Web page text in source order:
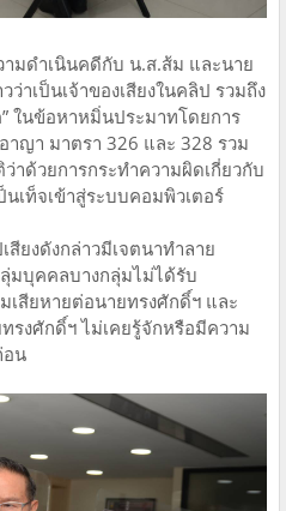
ามดำเนินคดีกับ น.ส.ส้ม และนาย
าเป็นเจ้าของเสียงในคลิป รวมถึง
ในข้อหาหมิ่นประมาทโดยการ
ญา มาตรา 326 และ 328 รวม
ด้วยการกระทำความผิดเกี่ยวกับ
เท็จเข้าสู่ระบบคอมพิวเตอร์
สียงดังกล่าวมีเจตนาทำลาย
มบุคคลบางกลุ่มไม่ได้รับ
เสียหายต่อนายทรงศักดิ์ฯ และ
รงศักดิ์ฯ ไม่เคยรู้จักหรือมีความ
อน